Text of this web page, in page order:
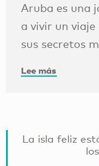
Aruba es una
a vivir un
sus secretos
Lee más
La isla feliz
los